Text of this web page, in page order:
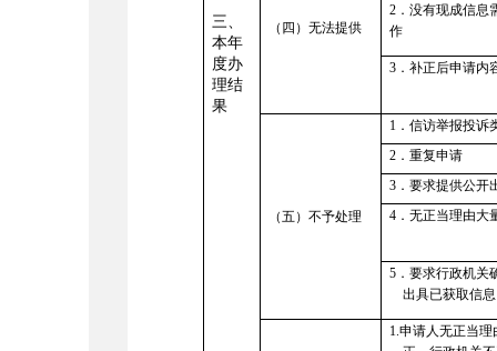
三、
本年
度办
理结
果
（四）无法提供
2．没有现成信息
作
3．补正后申请内
（五）不予处理
1．信访举报投诉
2．重复申请
3 ．要求提供公开
4．无正当理由大
5．要求行政机关
出具已获取信息
1.申请人无正当理